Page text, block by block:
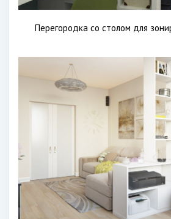
Перегородка со столом для